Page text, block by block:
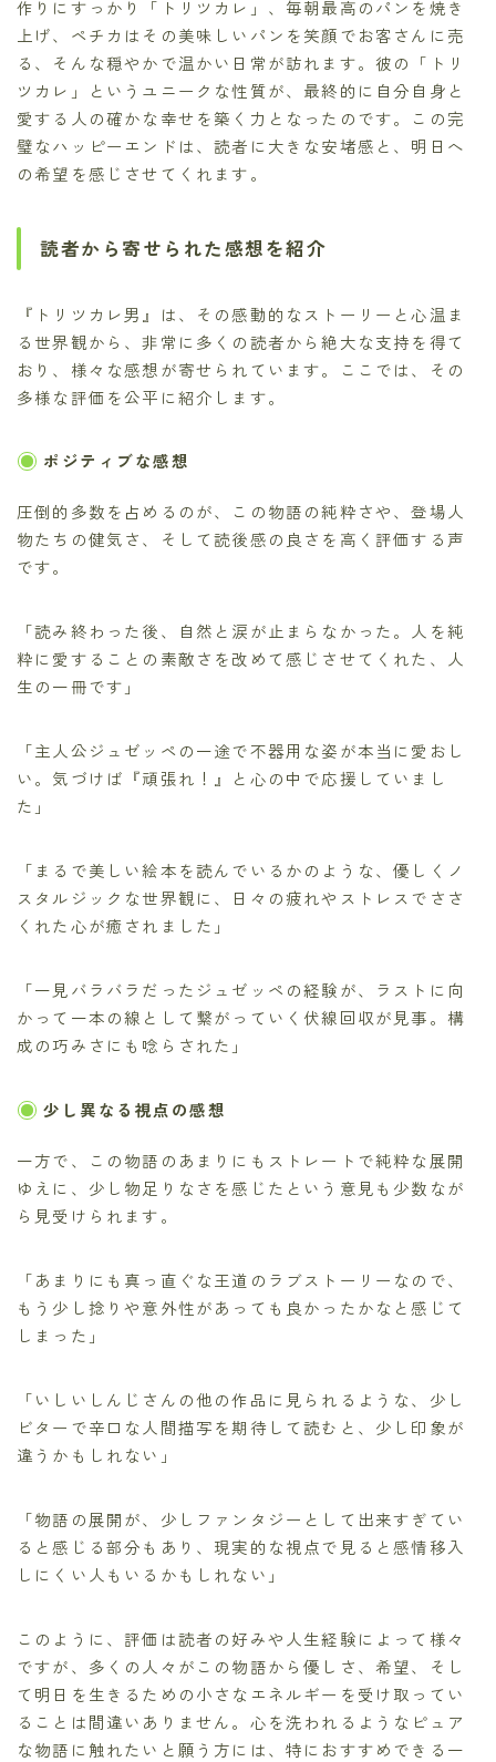
作りにすっかり「トリツカレ」、毎朝最高のパンを焼き
上げ、ペチカはその美味しいパンを笑顔でお客さんに売
る、そんな穏やかで温かい日常が訪れます。彼の「トリ
ツカレ」というユニークな性質が、最終的に自分自身と
愛する人の確かな幸せを築く力となったのです。この完
璧なハッピーエンドは、読者に大きな安堵感と、明日へ
の希望を感じさせてくれます。
読者から寄せられた感想を紹介
『トリツカレ男』は、その感動的なストーリーと心温ま
る世界観から、非常に多くの読者から絶大な支持を得て
おり、様々な感想が寄せられています。ここでは、その
多様な評価を公平に紹介します。
ポジティブな感想
圧倒的多数を占めるのが、この物語の純粋さや、登場人
物たちの健気さ、そして読後感の良さを高く評価する声
です。
「読み終わった後、自然と涙が止まらなかった。人を純
粋に愛することの素敵さを改めて感じさせてくれた、人
生の一冊です」
「主人公ジュゼッペの一途で不器用な姿が本当に愛おし
い。気づけば『頑張れ！』と心の中で応援していまし
た」
「まるで美しい絵本を読んでいるかのような、優しくノ
スタルジックな世界観に、日々の疲れやストレスでささ
くれた心が癒されました」
「一見バラバラだったジュゼッペの経験が、ラストに向
かって一本の線として繋がっていく伏線回収が見事。構
成の巧みさにも唸らされた」
少し異なる視点の感想
一方で、この物語のあまりにもストレートで純粋な展開
ゆえに、少し物足りなさを感じたという意見も少数なが
ら見受けられます。
「あまりにも真っ直ぐな王道のラブストーリーなので、
もう少し捻りや意外性があっても良かったかなと感じて
しまった」
「いしいしんじさんの他の作品に見られるような、少し
ビターで辛口な人間描写を期待して読むと、少し印象が
違うかもしれない」
「物語の展開が、少しファンタジーとして出来すぎてい
ると感じる部分もあり、現実的な視点で見ると感情移入
しにくい人もいるかもしれない」
このように、評価は読者の好みや人生経験によって様々
ですが、多くの人々がこの物語から優しさ、希望、そし
て明日を生きるための小さなエネルギーを受け取ってい
ることは間違いありません。心を洗われるようなピュア
な物語に触れたいと願う方には、特におすすめできる一